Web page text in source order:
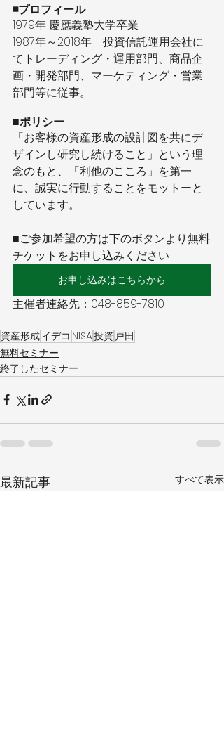
◾️プロフィール
1979年 慶應義塾大学卒業
1987年～2018年　投資信託運用会社に
てトレーディング・運用部門、商品企
画・開発部門、マーケティング・営業
部門等に従事。
■ポリシー
「お客様の資産形成の設計図を共にデ
ザインし研究し続けること」という理
念のもと、「利他のこころ」を第一
に、誠実に行動することをモットーと
しています。
■ご参加希望の方は下のボタンより無料
チケットをお申し込みください
お申し込みはこちらから
主催者連絡先：048-859-7810
資産形成イデコ NISA投資 戸田
無料セミナー
終了したセミナー
最新記事 すべて表示